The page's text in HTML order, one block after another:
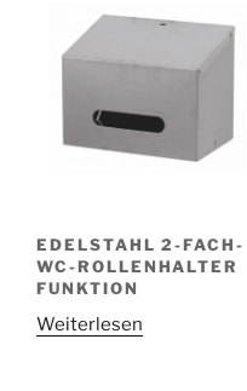
EDELSTAHL 2-FACH-
WC-ROLLENHALTER
FUNKTION
Weiterlesen